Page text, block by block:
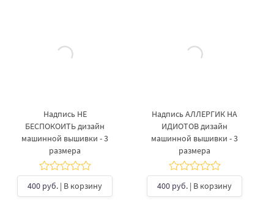
Надпись НЕ
БЕСПОКОИТЬ дизайн
машинной вышивки - 3
размера
400 руб. | В корзину
Надпись АЛЛЕРГИК НА
ИДИОТОВ дизайн
машинной вышивки - 3
размера
400 руб. | В корзину